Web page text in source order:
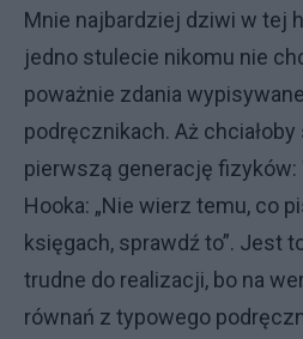
Mnie najbardziej dziwi w tej
jedno stulecie nikomu nie
poważnie zdania
podręcznikach. Aż
pierwszą generację fizyków:
Hooka: „Nie wierz temu, co
księgach, sprawdź to”. Jest
trudne do realizacji, bo na
równań z typowego